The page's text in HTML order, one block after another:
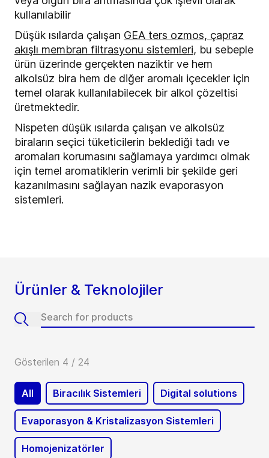
kullanılabilir
Düşük ısılarda çalışan GEA ters ozmos, çapraz
akışlı membran filtrasyonu sistemleri, bu sebeple
ürün üzerinde gerçekten naziktir ve hem
alkolsüz bira hem de diğer aromalı içecekler için
temel olarak kullanılabilecek bir alkol çözeltisi
üretmektedir.
Nispeten düşük ısılarda çalışan ve alkolsüz
biraların seçici tüketicilerin beklediği tadı ve
aromaları korumasını sağlamaya yardımcı olmak
için temel aromatiklerin verimli bir şekilde geri
kazanılmasını sağlayan nazik evaporasyon
sistemleri.
Ürünler & Teknolojiler
Gösterilen 4 / 24
All Biracılık Sistemleri Digital solutions
Evaporasyon & Kristalizasyon Sistemleri
Homojenizatörler